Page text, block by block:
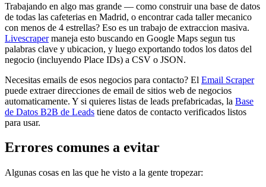
Trabajando en algo mas grande — como construir una base de datos
de todas las cafeterias en Madrid, o encontrar cada taller mecanico
con menos de 4 estrellas? Eso es un trabajo de extraccion masiva.
Livescrapermaneja esto buscando en Google Maps segun tus
palabras clave y ubicacion, y luego exportando todos los datos del
negocio (incluyendo Place IDs) a CSV o JSON.
Necesitas emails de esos negocios para contacto? El Email Scraper
puede extraer direcciones de email de sitios web de negocios
automaticamente. Y si quieres listas de leads prefabricadas, la Base
de Datos B2B de Leads tiene datos de contacto verificados listos
para usar.
Errores comunes a evitar
Algunas cosas en las que he visto a la gente tropezar: